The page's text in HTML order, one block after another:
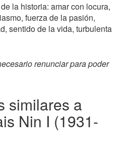
la historia: amar con locura,
fuerza de la pasión,
sentido de la vida, turbulenta
renunciar para poder
similares a
Nin I (1931-